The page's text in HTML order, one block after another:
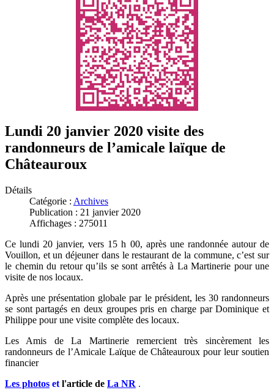
Lundi 20 janvier 2020 visite des
randonneurs de l’amicale laïque de
Châteauroux
Détails
Catégorie : Archives
Publication : 21 janvier 2020
Affichages : 275011
Ce lundi 20 janvier, vers 15 h 00, après une randonnée autour de
Vouillon, et un déjeuner dans le restaurant de la commune, c’est sur
le chemin du retour qu’ils se sont arrêtés à La Martinerie pour une
visite de nos locaux.
Après une présentation globale par le président, les 30 randonneurs
se sont partagés en deux groupes pris en charge par Dominique et
Philippe pour une visite complète des locaux.
Les Amis de La Martinerie remercient très sincèrement les
randonneurs de l’Amicale Laïque de Châteauroux pour leur soutien
financier
Les photos et l'article de La NR .